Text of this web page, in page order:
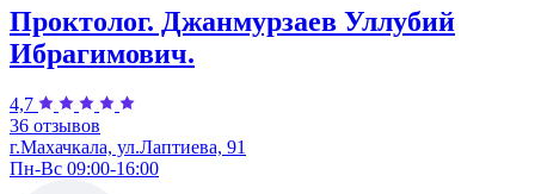
Проктолог. Джанмурзаев Уллубий
Ибрагимович.
4,7
36 отзывов
г.Махачкала, ул.Лаптиева, 91
Пн-Вс 09:00-16:00